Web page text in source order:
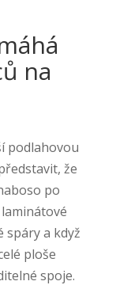
na
podlahovou
že
po
spáry a když
ploše
spoje.